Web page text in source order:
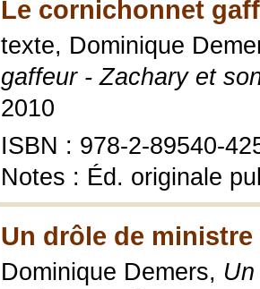
Le cornichonnet
texte, Dominique
gaffeur - Zachary et
2010
ISBN : 978-2-89540-
Notes : Éd. originale
Un drôle de ministre
Dominique Demers,